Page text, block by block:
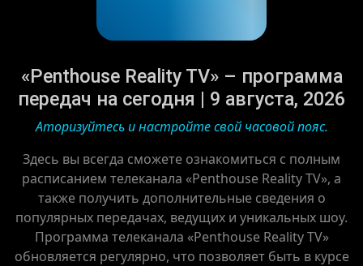
«Penthouse Reality TV» – программа
передач на сегодня | 9 августа, 2026
Аторизуйтесь и настройте свой часовой пояс.
Здесь вы всегда сможете ознакомиться с полным
расписанием телеканала «Penthouse Reality TV», а
также получить дополнительные сведения о
популярных передачах, ведущих и уникальных шоу.
Программа телеканала «Penthouse Reality TV»
обновляется регулярно, что позволяет быть в курсе